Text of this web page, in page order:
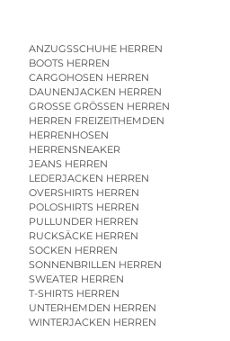
ANZUGSSCHUHE HERREN
BOOTS HERREN
CARGOHOSEN HERREN
DAUNENJACKEN HERREN
GROSSE GRÖSSEN HERREN
HERREN FREIZEITHEMDEN
HERRENHOSEN
HERRENSNEAKER
JEANS HERREN
LEDERJACKEN HERREN
OVERSHIRTS HERREN
POLOSHIRTS HERREN
PULLUNDER HERREN
RUCKSÄCKE HERREN
SOCKEN HERREN
SONNENBRILLEN HERREN
SWEATER HERREN
T-SHIRTS HERREN
UNTERHEMDEN HERREN
WINTERJACKEN HERREN